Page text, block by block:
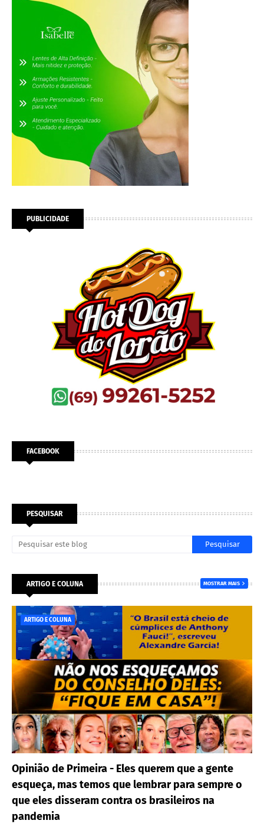
PUBLICIDADE
FACEBOOK
PESQUISAR
ARTIGO E COLUNA MOSTRAR MAIS
ARTIGO E COLUNA
Opinião de Primeira - Eles querem que a gente
esqueça, mas temos que lembrar para sempre o
que eles disseram contra os brasileiros na
pandemia